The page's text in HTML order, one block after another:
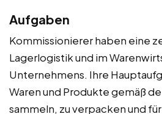
Aufgaben
Kommissionierer haben eine
Lagerlogistik und im
Unternehmens. Ihre
Waren und Produkte gemäß
sammeln, zu verpacken und